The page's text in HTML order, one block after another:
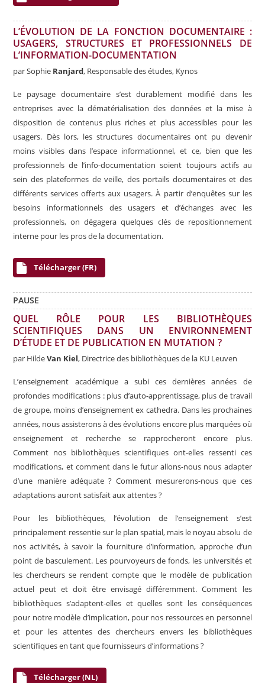
L’ÉVOLUTION DE LA FONCTION DOCUMENTAIRE :
USAGERS, STRUCTURES ET PROFESSIONNELS DE
L’INFORMATION-DOCUMENTATION
par Sophie Ranjard, Responsable des études, Kynos
Le paysage documentaire s’est durablement modifié dans les
entreprises avec la dématérialisation des données et la mise à
disposition de contenus plus riches et plus accessibles pour les
usagers. Dès lors, les structures documentaires ont pu devenir
moins visibles dans l’espace informationnel, et ce, bien que les
professionnels de l’info-documentation soient toujours actifs au
sein des plateformes de veille, des portails documentaires et des
différents services offerts aux usagers. À partir d’enquêtes sur les
besoins informationnels des usagers et d’échanges avec les
professionnels, on dégagera quelques clés de repositionnement
interne pour les pros de la documentation.
Télécharger (FR)
PAUSE
QUEL RÔLE POUR LES BIBLIOTHÈQUES
SCIENTIFIQUES DANS UN ENVIRONNEMENT
D’ÉTUDE ET DE PUBLICATION EN MUTATION ?
par HildeVan Kiel, Directrice des bibliothèques de la KU Leuven
L’enseignement académique a subi ces dernières années de
profondes modifications : plus d’auto-apprentissage, plus de travail
de groupe, moins d’enseignement ex cathedra. Dans les prochaines
années, nous assisterons à des évolutions encore plus marquées où
enseignement et recherche se rapprocheront encore plus.
Comment nos bibliothèques scientifiques ont-elles ressenti ces
modifications, et comment dans le futur allons-nous nous adapter
d’une manière adéquate ? Comment mesurerons-nous que ces
adaptations auront satisfait aux attentes ?
Pour les bibliothèques, l’évolution de l’enseignement s’est
principalement ressentie sur le plan spatial, mais le noyau absolu de
nos activités, à savoir la fourniture d’information, approche d’un
point de basculement. Les pourvoyeurs de fonds, les universités et
les chercheurs se rendent compte que le modèle de publication
actuel peut et doit être envisagé différemment. Comment les
bibliothèques s’adaptent-elles et quelles sont les conséquences
pour notre modèle d’implication, pour nos ressources en personnel
et pour les attentes des chercheurs envers les bibliothèques
scientifiques en tant que fournisseurs d’informations ?
Télécharger (NL)